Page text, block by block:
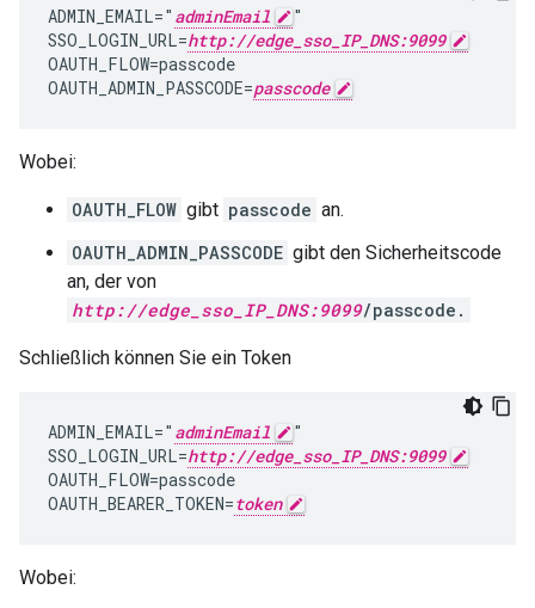
ADMIN_EMAIL=" adminEmail
"
SSO_LOGIN_URL=http://edge_sso_IP_DNS:9099
OAUTH_FLOW=passcode
OAUTH_ADMIN_PASSCODE=passcode
Wobei:
OAUTH_FLOW gibt passcode an.
OAUTH_ADMIN_PASSCODE gibt den Sicherheitscode
an, der von
http://edge_sso_IP_DNS:9099/passcode.
Schließlich können Sie ein Token
ADMIN_EMAIL=" adminEmail
"
SSO_LOGIN_URL=http://edge_sso_IP_DNS:9099
OAUTH_FLOW=passcode
OAUTH_BEARER_TOKEN=token
Wobei: